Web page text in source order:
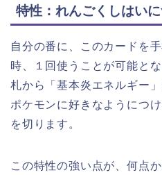
特性：れんごくしはい
自分の番に、このカードを
時、１回使うことが可能と
札から「基本炎エネルギー
ポケモンに好きなようにつ
を切ります。
この特性の強い点が、何点